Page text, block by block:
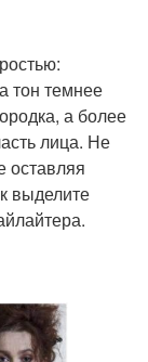
тон темнее
а более
лица. Не
оставляя
выделите